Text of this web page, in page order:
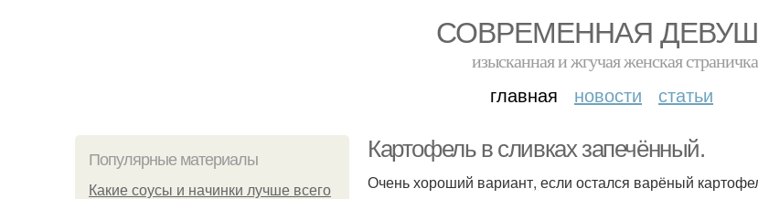
СОВРЕМЕННАЯ
изысканная и жгучая женская страничка
главная новости статьи
Популярные материалы
Какие соусы и начинки лучше всего
Картофель в сливках запечённый.
Очень хороший вариант, если остался варёный